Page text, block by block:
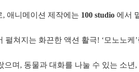
애니메이션 제작에는 100 studio 에서
펼쳐지는 화끈한 액션 활극! ‘모노노케
며, 동물과 대화를 나눌 수 있는 소년